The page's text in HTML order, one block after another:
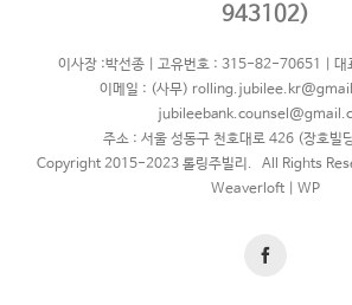
943102)
이사장 :박선종 | 고유번호 : 315-82-70651 |
이메일 : (사무)
주소 : 서울 성동구 천호대로 426 (장호빌
Copyright 2015-2023 롤링주빌리. All Rights
Weaverloft
WP